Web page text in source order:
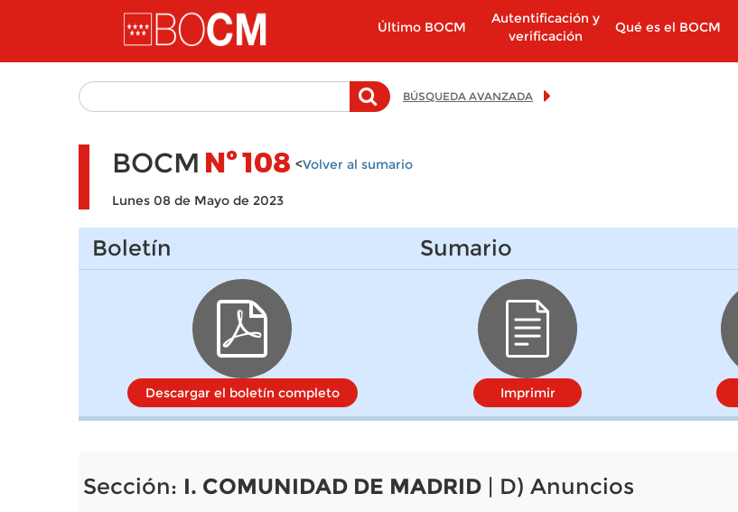
Pasar al contenido principal
Último BOCM
Autentificación y
verificación
Qué es el BOCM
BÚSQUEDA AVANZADA
BOCM Nº108 <Volver al sumario
Lunes 08 de Mayo de 2023
Boletín
Descargar el boletín completo
Sumario
Imprimir
Sección: I. COMUNIDAD DE MADRID | D) Anuncios